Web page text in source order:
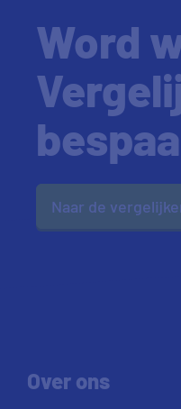
Word
Naar de
Over ons